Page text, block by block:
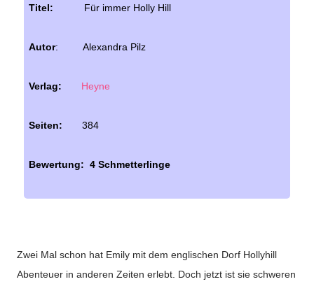
Titel: Für immer Holly Hill
Autor: Alexandra Pilz
Verlag: Heyne
Seiten: 384
Bewertung: 4 Schmetterlinge
Zwei Mal schon hat Emily mit dem englischen Dorf Hollyhill
Abenteuer in anderen Zeiten erlebt. Doch jetzt ist sie schweren